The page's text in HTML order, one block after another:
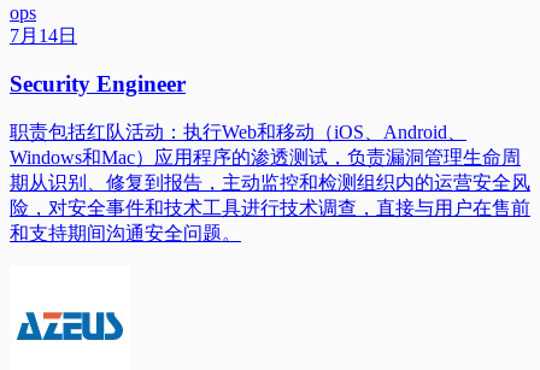
ops
7月14日
Security Engineer
职责包括红队活动：执行Web和移动（iOS、Android、
Windows和Mac）应用程序的渗透测试，负责漏洞管理生命周
期从识别、修复到报告，主动监控和检测组织内的运营安全风
险，对安全事件和技术工具进行技术调查，直接与用户在售前
和支持期间沟通安全问题。